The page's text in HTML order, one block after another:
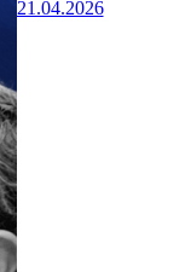
21.04.2026